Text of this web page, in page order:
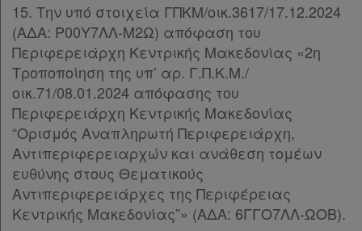
cookies
Απόκτηση
Συνδρομής
Ατομική
συνδρομή
15. Την υπό στοιχεία ΓΠΚΜ/οικ.3617/17.12.2024
(ΑΔΑ: Ρ00Υ7ΛΛ-Μ2Ω) απόφαση του
Περιφερειάρχη Κεντρικής Μακεδονίας «2η
Τροποποίηση της υπ’ αρ. Γ.Π.Κ.Μ./
οικ.71/08.01.2024 απόφασης του
Περιφερειάρχη Κεντρικής Μακεδονίας
“Ορισμός Αναπληρωτή Περιφερειάρχη,
Αντιπεριφερειαρχών και ανάθεση τομέων
ευθύνης στους Θεματικούς
Αντιπεριφερειάρχες της Περιφέρειας
Κεντρικής Μακεδονίας”» (ΑΔΑ: 6ΓΓΟ7ΛΛ-ΩΟΒ).